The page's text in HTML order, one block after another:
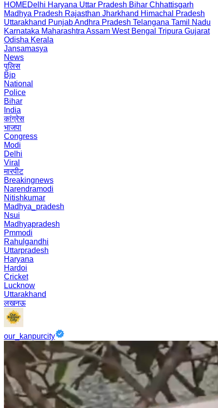
HOMEDelhi Haryana Uttar Pradesh Bihar Chhattisgarh
Madhya Pradesh Rajasthan Jharkhand Himachal Pradesh
Uttarakhand PunjabAndhra Pradesh Telangana Tamil Nadu
Karnataka Maharashtra Assam West Bengal Tripura Gujarat
Odisha Kerala
Jansamasya
News
पुलिस
Bjp
National
Police
Bihar
India
कांग्रेस
भाजपा
Congress
Modi
Delhi
Viral
मारपीट
Breakingnews
Narendramodi
Nitishkumar
Madhya_pradesh
Nsui
Madhyapradesh
Pmmodi
Rahulgandhi
Uttarpradesh
Haryana
Hardoi
Cricket
Lucknow
Uttarakhand
लखनऊ
our_kanpurcity